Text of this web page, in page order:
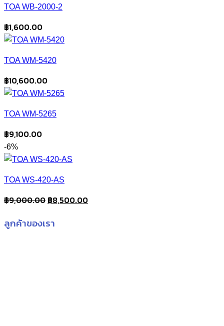
TOA WB-2000-2
฿1,600.00
TOA WM-5420
฿10,600.00
TOA WM-5265
฿9,100.00
-6%
TOA WS-420-AS
฿9,000.00 Original
was:
฿8,500.00Current
ลูกค้าของเรา